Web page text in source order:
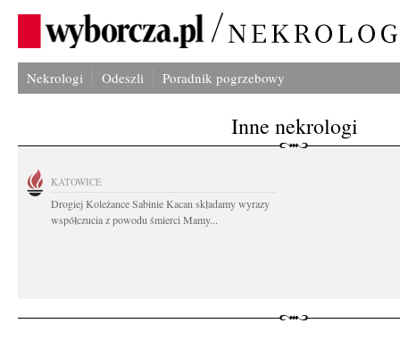
Nekrologi Odeszli Poradnik pogrzebowy
Inne nekrologi
KATOWICE
Drogiej Koleżance Sabinie Kacan składamy wyrazy
współczucia z powodu śmierci Mamy...